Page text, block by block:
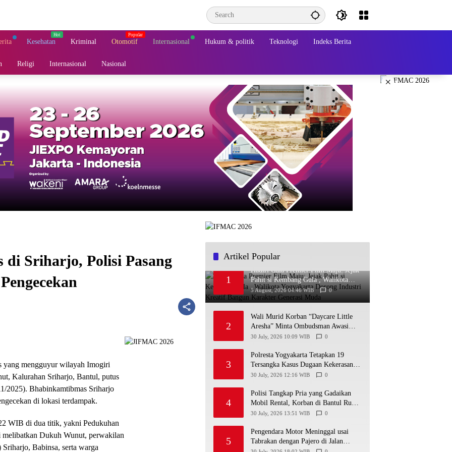
Kesehatan Kriminal Otomotif Internasional Hukum & politik Teknologi Indeks Berita
Religi Internasional Nasional
×
di Sriharjo, Polisi Pasang
yang mengguyur wilayah Imogiri
Kalurahan Sriharjo, Bantul, putus
2025). Bhabinkamtibmas Sriharjo
di lokasi terdampak.
WIB di dua titik, yakni Pedukuhan
Dukuh Wunut, perwakilan
Babinsa, serta warga
Artikel Popular
1
Hadiri Gala Premier Film Maju: Jejak
Pahit si Kembang Gula , Walikota
Yogyakarta Dorong Industri Kreatif
Bangun Karakter Generasi Muda
5 August, 2026 04:46 WIB 0
2
Wali Murid Korban “Daycare Little
Aresha” Minta Ombudsman Awasi
Penyidikan
30 July, 2026 10:09 WIB 0
3
Polresta Yogyakarta Tetapkan 19
Tersangka Kasus Dugaan Kekerasan
terhadap Anak, 16 Ditahan
30 July, 2026 12:16 WIB 0
4
Polisi Tangkap Pria yang Gadaikan
Mobil Rental, Korban di Bantul Rugi
Rp31,5 Juta
30 July, 2026 13:51 WIB 0
5
Pengendara Motor Meninggal usai
Tabrakan dengan Pajero di Jalan